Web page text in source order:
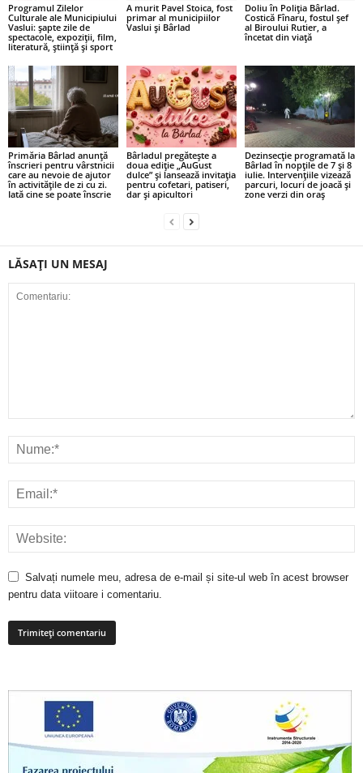
Programul Zilelor
Culturale ale Municipiului
Vaslui: șapte zile de
spectacole, expoziții, film,
literatură, știință și sport
A murit Pavel Stoica, fost
primar al municipiilor
Vaslui și Bârlad
Doliu în Poliția Bârlad.
Costică Fînaru, fostul șef
al Biroului Rutier, a
încetat din viață
Primăria Bârlad anunță
înscrieri pentru vârstnicii
care au nevoie de ajutor
în activitățile de zi cu zi.
Iată cine se poate înscrie
Bârladul pregătește a
doua ediție „AuGust
dulce” și lansează invitația
pentru cofetari, patiseri,
dar și apicultori
Dezinsecție programată la
Bârlad în nopțile de 7 și 8
iulie. Intervențiile vizează
parcuri, locuri de joacă și
zone verzi din oraș
LĂSAȚI UN MESAJ
Salvați numele meu, adresa de e-mail și site-ul web în acest browser
pentru data viitoare i comentariu.